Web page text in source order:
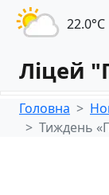
22.0°С
Ліцей
Головна
Тиждень